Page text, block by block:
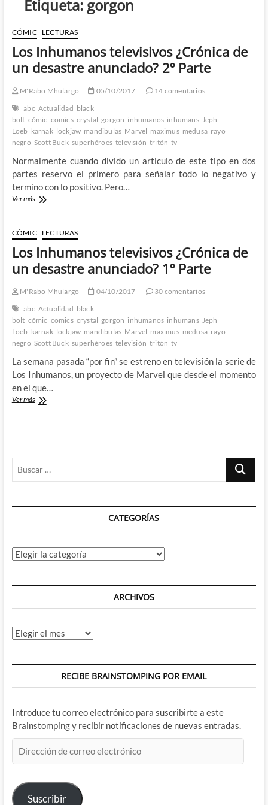
Etiqueta: gorgon
CÓMIC LECTURAS
Los Inhumanos televisivos ¿Crónica de
un desastre anunciado? 2º Parte
M'Rabo Mhulargo 05/10/2017
14 comentarios
abc Actualidad black
bolt cómic comics crystal gorgon inhumanos inhumans Jeph
Loeb karnak lockjaw mandibulas Marvel maximus medusa rayo
negro Scott Buck superhéroes televisión tritón tv
Normalmente cuando divido un articulo de este tipo en dos
partes reservo el primero para señalar todo lo negativo y
termino con lo positivo. Pero…
Ver másLos
¿Crónica
de
un
desastre
anunciado?
Parte
CÓMIC LECTURAS
Los Inhumanos televisivos ¿Crónica de
un desastre anunciado? 1º Parte
M'Rabo Mhulargo 04/10/2017
30 comentarios
abc Actualidad black
bolt cómic comics crystal gorgon inhumanos inhumans Jeph
Loeb karnak lockjaw mandibulas Marvel maximus medusa rayo
negro Scott Buck superhéroes televisión tritón tv
La semana pasada “por fin” se estreno en televisión la serie de
Los Inhumanos, un proyecto de Marvel que desde el momento
en el que…
Ver másLos
anunciado?
1º
Buscar
CATEGORÍAS
Categorías
ARCHIVOS
Archivos
RECIBE BRAINSTOMPING POR EMAIL
Introduce tu correo electrónico para suscribirte a este
Brainstomping y recibir notificaciones de nuevas entradas.
de
electrónico
Suscribir